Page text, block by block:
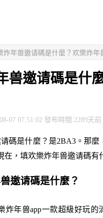
炸年兽邀请碼是什麼？欢樂炸年
兽邀请碼是什
07 07:51:02 發布時間:2289天
碼是什麼？是2BA3。那
在，填欢樂炸年兽邀请碼有
邀请碼是什麼？
炸年兽app一款超級好玩